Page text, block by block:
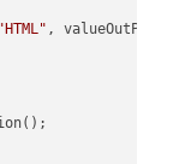
"HTML" ,